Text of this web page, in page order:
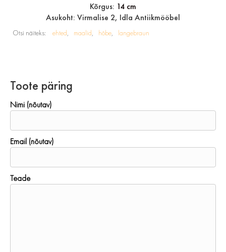
Kõrgus: 14 cm
Asukoht: Virmalise 2, Idla Antiikmööbel
Otsi näiteks: ehted maalid hõbe langebraun
Toote päring
Nimi (nõutav)
Email (nõutav)
Teade